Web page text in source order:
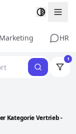
Marketing HR
1
Kategorie Vertrieb -